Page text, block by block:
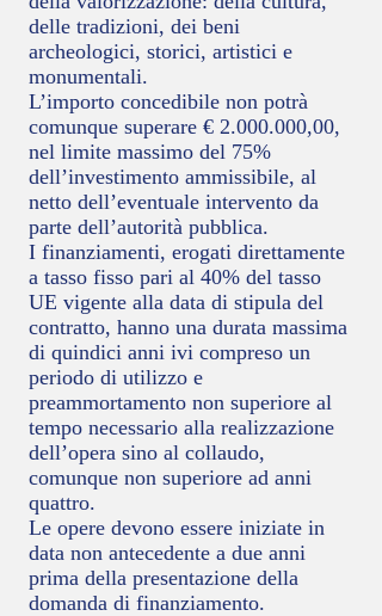
delle tradizioni, dei beni
archeologici, storici, artistici e
monumentali.
L’importo concedibile non potrà
comunque superare € 2.000.000,00,
nel limite massimo del 75%
dell’investimento ammissibile, al
netto dell’eventuale intervento da
parte dell’autorità pubblica.
I finanziamenti, erogati direttamente
a tasso fisso pari al 40% del tasso
UE vigente alla data di stipula del
contratto, hanno una durata massima
di quindici anni ivi compreso un
periodo di utilizzo e
preammortamento non superiore al
tempo necessario alla realizzazione
dell’opera sino al collaudo,
comunque non superiore ad anni
quattro.
Le opere devono essere iniziate in
data non antecedente a due anni
prima della presentazione della
domanda di finanziamento.